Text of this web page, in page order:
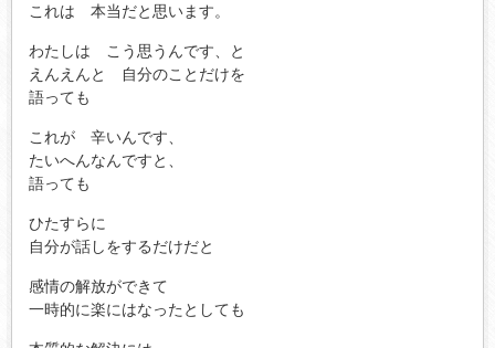
これは 本当だと思います。
わたしは こう思うんです、と
えんえんと 自分のことだけを
語っても
これが 辛いんです、
たいへんなんですと、
語っても
ひたすらに
自分が話しをするだけだと
感情の解放ができて
一時的に楽にはなったとしても